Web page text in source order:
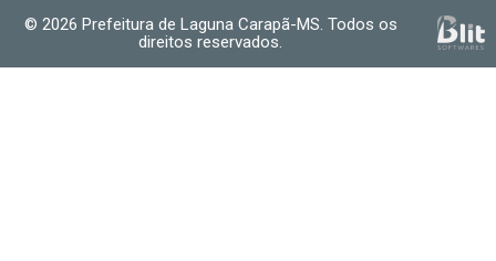
© 2026 Prefeitura de Laguna Carapã-MS. Todos os
direitos reservados.